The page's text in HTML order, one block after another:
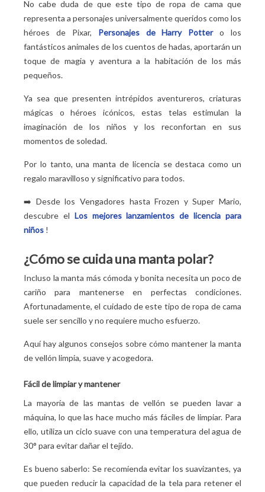
No cabe duda de que este tipo de ropa de cama que
representa a personajes universalmente queridos como los
héroes de Pixar, Personajes de Harry Pottero los
fantásticos animales de los cuentos de hadas, aportarán un
toque de magia y aventura a la habitación de los más
pequeños.
Ya sea que presenten intrépidos aventureros, criaturas
mágicas o héroes icónicos, estas telas estimulan la
imaginación de los niños y los reconfortan en sus
momentos de soledad.
Por lo tanto, una manta de licencia se destaca como un
regalo maravilloso y significativo para todos.
➡️ Desde los Vengadores hasta Frozen y Super Mario,
descubre el Los mejores lanzamientos de licencia para
niños !
¿Cómo se cuida una manta polar?
Incluso la manta más cómoda y bonita necesita un poco de
cariño para mantenerse en perfectas condiciones.
Afortunadamente, el cuidado de este tipo de ropa de cama
suele ser sencillo y no requiere mucho esfuerzo.
Aquí hay algunos consejos sobre cómo mantener la manta
de vellón limpia, suave y acogedora.
Fácil de limpiar y mantener
La mayoría de las mantas de vellón se pueden lavar a
máquina, lo que las hace mucho más fáciles de limpiar. Para
ello, utiliza un ciclo suave con una temperatura del agua de
30° para evitar dañar el tejido.
Es bueno saberlo: Se recomienda evitar los suavizantes, ya
que pueden reducir la capacidad de la tela para retener el